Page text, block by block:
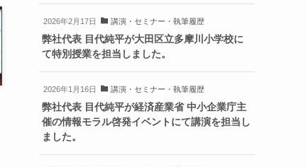
2026年2月17日 講演・セミナー・執筆履歴
弊社代表 目代純平が大田区立多摩川小学校に
て特別授業を担当しました。
2026年1月16日 講演・セミナー・執筆履歴
弊社代表 目代純平が経済産業省 中小企業庁主
催の情報モラル啓発イベントにて講演を担当し
ました。